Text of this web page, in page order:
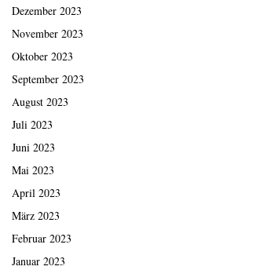
Dezember 2023
November 2023
Oktober 2023
September 2023
August 2023
Juli 2023
Juni 2023
Mai 2023
April 2023
März 2023
Februar 2023
Januar 2023